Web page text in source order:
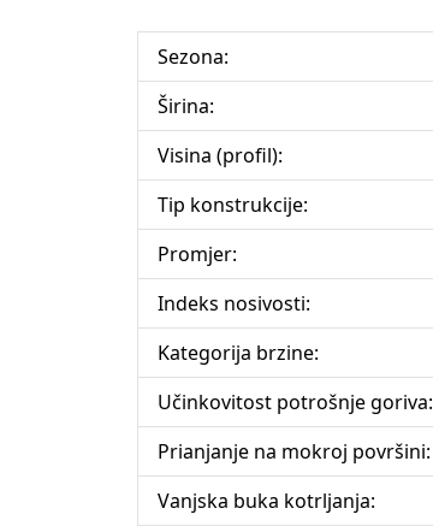
Sezona:
Širina:
Visina (profil):
Tip konstrukcije:
Promjer:
Indeks nosivosti:
Kategorija brzine:
Učinkovitost potrošnje goriva:
Prianjanje na mokroj površini:
Vanjska buka kotrljanja: